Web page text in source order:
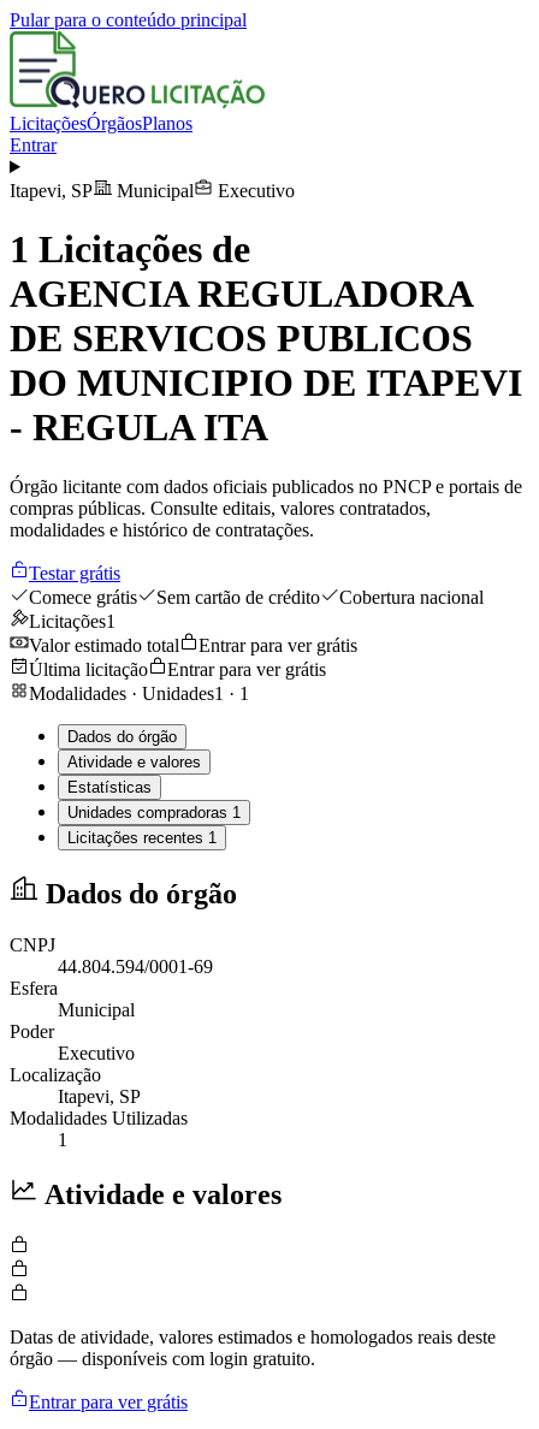
Pular para o conteúdo principal
LicitaçõesÓrgãosPlanos
Entrar
Itapevi, SP Municipal Executivo
1 Licitações de
AGENCIA REGULADORA
DE SERVICOS PUBLICOS
DO MUNICIPIO DE ITAPEVI
- REGULA ITA
Órgão licitante com dados oficiais publicados no PNCP e portais de
compras públicas. Consulte editais, valores contratados,
modalidades e histórico de contratações.
Testar grátis
Comece grátis
Sem cartão de crédito
Cobertura nacional
Licitações1
Valor estimado total
Entrar para ver grátis
Última licitação
Entrar para ver grátis
Modalidades · Unidades1 · 1
Dados do órgão
Atividade e valores
Estatísticas
Unidades compradoras 1
Licitações recentes 1
Dados do órgão
CNPJ
44.804.594/0001-69
Esfera
Municipal
Poder
Executivo
Localização
Itapevi, SP
Modalidades Utilizadas
1
Atividade e valores
Datas de atividade, valores estimados e homologados reais deste
órgão — disponíveis com login gratuito.
Entrar para ver grátis